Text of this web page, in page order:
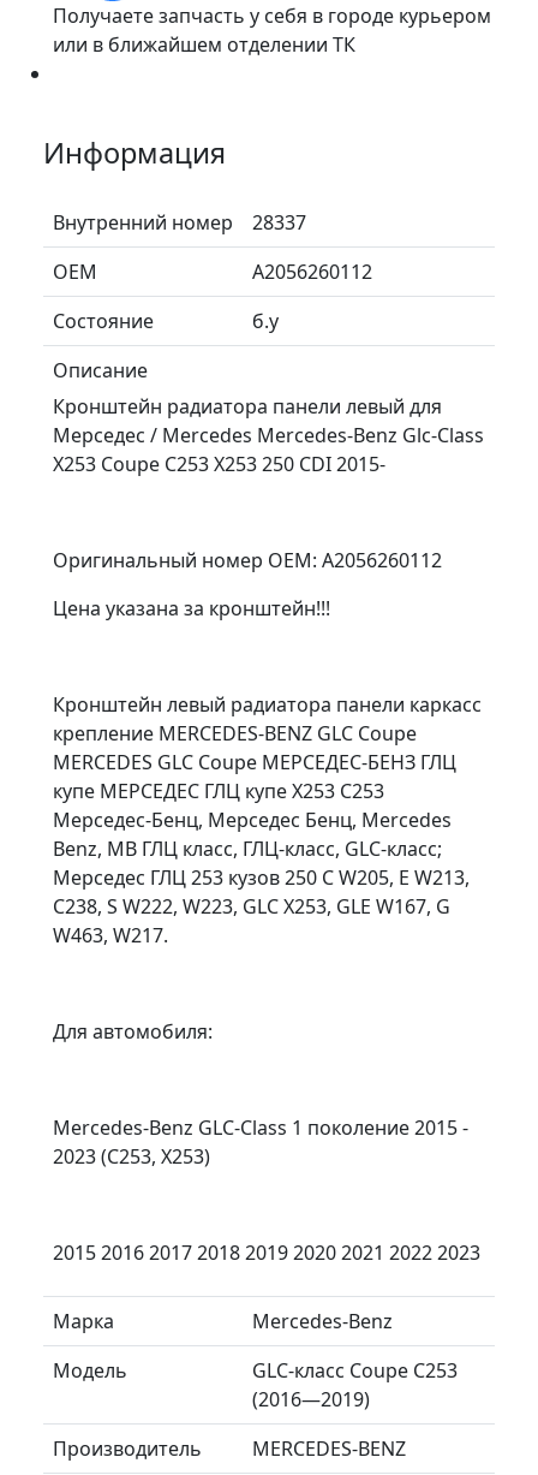
Получаете запчасть у себя в городе курьером
или в ближайшем отделении ТК
Информация
Внутренний номер
28337
ОЕМ
A2056260112
Состояние
б.у
Описание
Кронштейн радиатора панели левый для
Мерседес / Mercedes Mercedes-Benz Glc-Class
X253 Coupe C253 X253 250 CDI 2015-
Оригинальный номер OEM: A2056260112
Цена указана за кронштейн!!!
Кронштейн левый радиатора панели каркасс
крепление MERCEDES-BENZ GLC Coupe
MERCEDES GLC Coupe МЕРСЕДЕС-БЕНЗ ГЛЦ
купе МЕРСЕДЕС ГЛЦ купе X253 C253
Мерседес-Бенц, Мерседес Бенц, Mercedes
Benz, MB ГЛЦ класс, ГЛЦ-класс, GLC-класс;
Мерседес ГЛЦ 253 кузов 250 C W205, E W213,
C238, S W222, W223, GLC X253, GLE W167, G
W463, W217.
Для автомобиля:
Mercedes-Benz GLC-Class 1 поколение 2015 -
2023 (C253, X253)
2015 2016 2017 2018 2019 2020 2021 2022 2023
Марка
Mercedes-Benz
Модель
GLC-класс Coupe C253
(2016—2019)
Производитель
MERCEDES-BENZ